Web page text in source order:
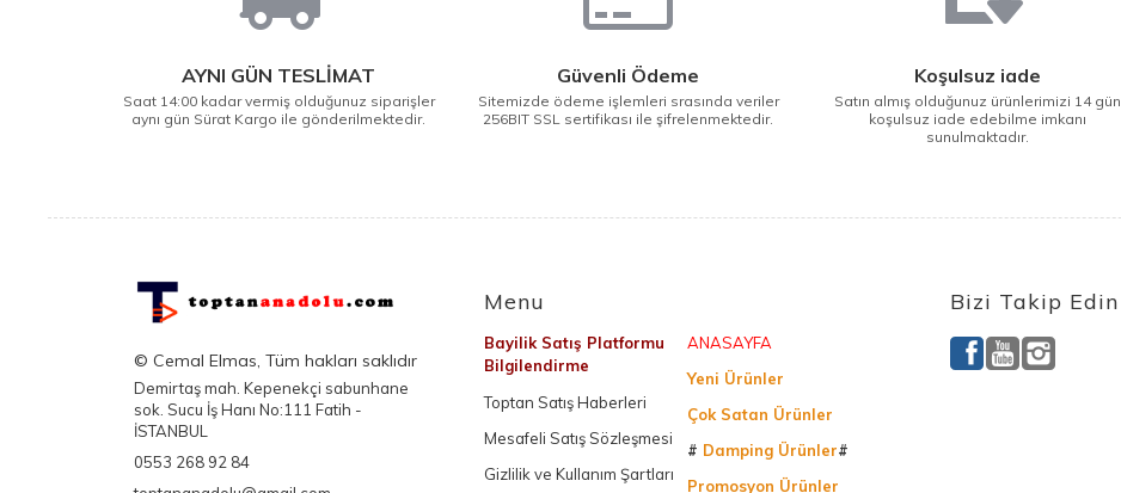
AYNI GÜN TESLİMAT
Saat 14:00 kadar vermiş olduğunuz siparişler
aynı gün Sürat Kargo ile gönderilmektedir.
Güvenli Ödeme
Sitemizde ödeme işlemleri srasında veriler
256BIT SSL sertifikası ile şifrelenmektedir.
Koşulsuz iade
Satın almış olduğunuz ürünlerimizi 14 gün
koşulsuz iade edebilme imkanı
sunulmaktadır.
© Cemal Elmas, Tüm hakları saklıdır
Demirtaş mah. Kepenekçi sabunhane
sok. Sucu İş Hanı No:111 Fatih -
İSTANBUL
0553 268 92 84
Menu
Bayilik Satış Platformu
Bilgilendirme
Toptan Satış Haberleri
Mesafeli Satış Sözleşmesi
Gizlilik ve Kullanım Şartları
ANASAYFA
Yeni Ürünler
Çok Satan Ürünler
# Damping Ürünler#
Promosyon Ürünler
Bizi Takip Edin